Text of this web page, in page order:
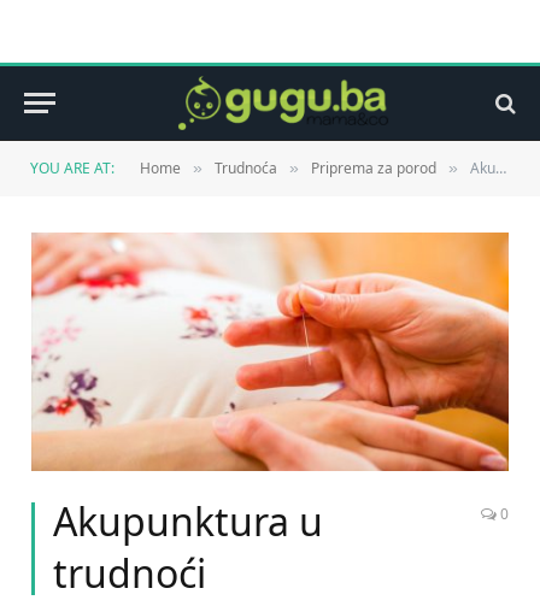
YOU ARE AT: Home » Trudnoća » Priprema za porod » Akupunktura u trudnoći
Akupunktura u
trudnoći
0